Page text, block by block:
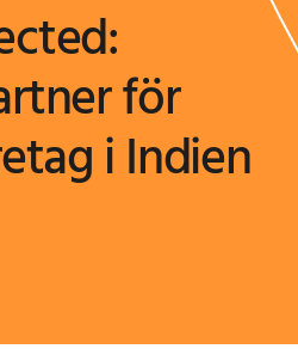
för
i Indien